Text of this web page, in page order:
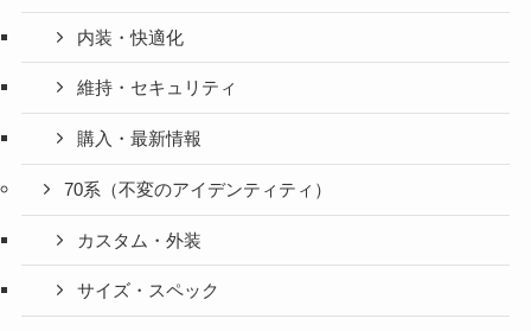
内装・快適化
維持・セキュリティ
購入・最新情報
70系（不変のアイデンティティ）
カスタム・外装
サイズ・スペック